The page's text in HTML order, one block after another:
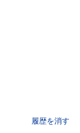
履歴を消す